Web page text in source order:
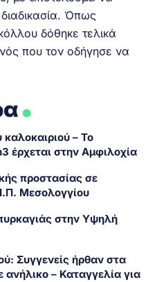
Όπως
δόθηκε τελικά
που τον οδήγησε να
.
– Το
έρχεται στην Αμφιλοχία
προστασίας σε
Μεσολογγίου
στην Υψηλή
Συγγενείς ήρθαν στα
ανήλικο – Καταγγελία για